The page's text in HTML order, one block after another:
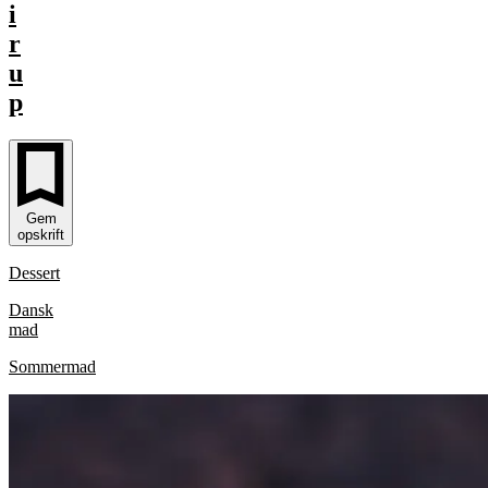
i
r
u
p
Gem
opskrift
Dessert
Dansk
mad
Sommermad